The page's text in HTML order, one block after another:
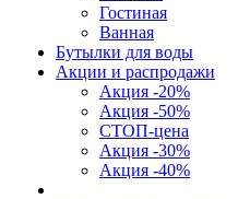
Гостиная
Ванная
Бутылки для воды
Акции и распродажи
Акция -20%
Акция -50%
СТОП-цена
Акция -30%
Акция -40%